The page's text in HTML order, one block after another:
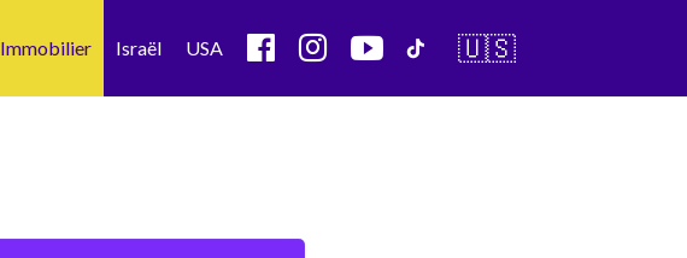
Immobilier Israël USA 🇺🇸